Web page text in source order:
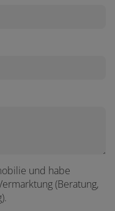
und habe
(Beratung,